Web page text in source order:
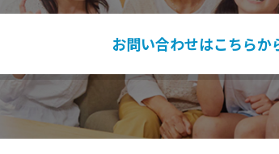
お問い合わせはこちらか